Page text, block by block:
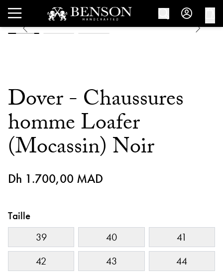
Dover - Chaussures
homme Loafer
(Mocassin) Noir
Dh 1.700,00 MAD
Taille
39 40
41
42
43
44